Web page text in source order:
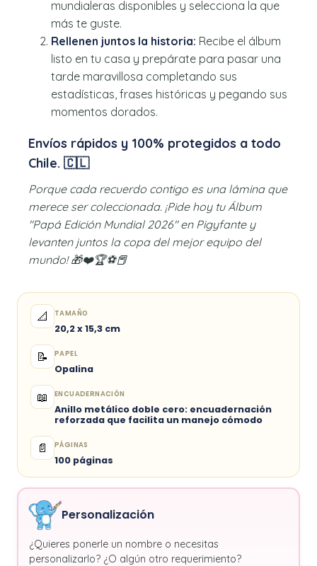
mundialeras disponibles y selecciona la que
más te guste.
Rellenen juntos la historia: Recibe el álbum
listo en tu casa y prepárate para pasar una
tarde maravillosa completando sus
estadísticas, frases históricas y pegando sus
momentos dorados.
Envíos rápidos y 100% protegidos a todo
Chile. 🇨🇱
Porque cada recuerdo contigo es una lámina que
merece ser coleccionada. ¡Pide hoy tu Álbum
"Papá Edición Mundial 2026" en Pigyfante y
levanten juntos la copa del mejor equipo del
mundo! 🎁❤️🏆⚽📕
📐 TAMAÑO
20,2 x 15,3 cm
📝 PAPEL
Opalina
📖 ENCUADERNACIÓN
Anillo metálico doble cero: encuadernación
reforzada que facilita un manejo cómodo
📄 PÁGINAS
100 páginas
Personalización
¿Quieres ponerle un nombre o necesitas
personalizarlo? ¿O algún otro requerimiento?